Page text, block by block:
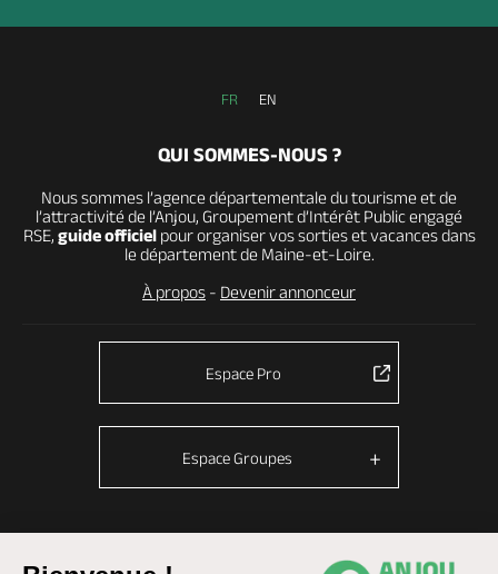
FR EN
QUI SOMMES-NOUS ?
Nous sommes l’agence départementale du tourisme et de
l’attractivité de l’Anjou, Groupement d’Intérêt Public engagé
RSE, guide officielpour organiser vos sorties et vacances dans
le département de Maine-et-Loire.
À propos - Devenir annonceur
Espace Pro
Espace Groupes
Fonctionnement du site